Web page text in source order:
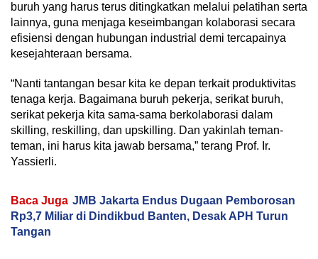
buruh yang harus terus ditingkatkan melalui pelatihan serta
lainnya, guna menjaga keseimbangan kolaborasi secara
efisiensi dengan hubungan industrial demi tercapainya
kesejahteraan bersama.
“Nanti tantangan besar kita ke depan terkait produktivitas
tenaga kerja. Bagaimana buruh pekerja, serikat buruh,
serikat pekerja kita sama-sama berkolaborasi dalam
skilling, reskilling, dan upskilling. Dan yakinlah teman-
teman, ini harus kita jawab bersama,” terang Prof. Ir.
Yassierli.
Baca Juga JMB Jakarta Endus Dugaan Pemborosan
Rp3,7 Miliar di Dindikbud Banten, Desak APH Turun
Tangan